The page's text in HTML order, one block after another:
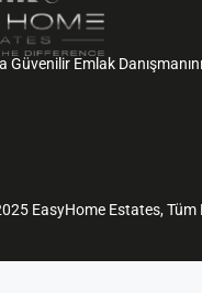
Güvenilir Emlak
EasyHome Estates, Tüm